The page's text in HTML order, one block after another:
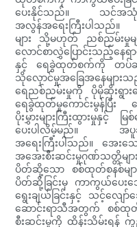
ပေးနိုင်သည်။ သင်အသုံး
အလွန်အရေးကြီးပါသည်။
များ သို့မဟုတ် ညစ်ညမ်းမှုမျ
လောင်စာလွှဲပြောင်းသည့်နေ
နှင့် ရေခွဲထုတ်စက်ကို တပ်ဆ
သိုလှောင်မှုအခြေအနေမျာ
ရေညစ်ညမ်းမှုကို ပိုမိုဆိုးရွား
ရေခွဲထုတ်မှုကောင်းမွန်ပြီ
ပိုးမွှားများကြီးထွားမှုနှင့်
ပေးပါလိမ့်မည်။ အပူချိ
အရေးကြီးပါသည်။ အေးသ
အအေးစီးဆင်းမှုဂုဏ်သတ္တိမျ
ပိတ်ဆို့သော စစ်ထုတ်စနစ်မ
ပိတ်ဆို့ခြင်းမှ ကာကွယ်ပေးသ
ရွေးချယ်ခြင်းနှင့် သင့်လျ
ဆောင်းရာသီအတွက် စစ်ထုတ်
စီးဆင်းမှုကို ထိန်းသိမ်းရန် ကူ